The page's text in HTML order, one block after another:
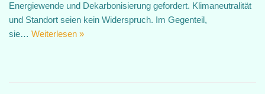
Energiewende und Dekarbonisierung gefordert. Klimaneutralität
und Standort seien kein Widerspruch. Im Gegenteil,
sie… Weiterlesen »